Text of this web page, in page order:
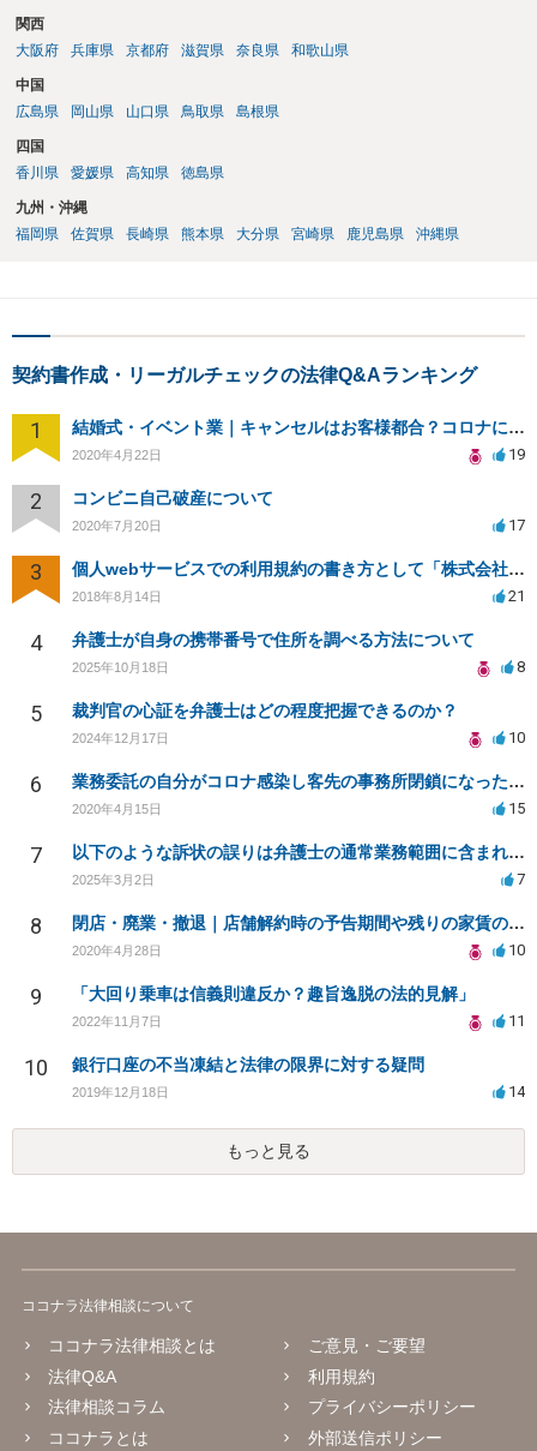
関西
大阪府
兵庫県 京都府 滋賀県 奈良県 和歌山県
中国
広島県
岡山県 山口県 鳥取県 島根県
四国
香川県
愛媛県 高知県 徳島県
九州・沖縄
福岡県
佐賀県 長崎県 熊本県 大分県 宮崎県 鹿児島県 沖縄県
契約書作成・リーガルチェックの法律Q&Aランキング
1 結婚式・イベント業｜キャンセルはお客様都合？コロナによる結婚式キャンセルのトラブル対処（編集部投稿）
2020年4月22日 19
2 コンビニ自己破産について
2020年7月20日 17
3 個人webサービスでの利用規約の書き方として「株式会社○○（以下当社）」と違う表現はありますか？
2018年8月14日 21
4 弁護士が自身の携帯番号で住所を調べる方法について
2025年10月18日 8
5 裁判官の心証を弁護士はどの程度把握できるのか？
2024年12月17日 10
6 業務委託の自分がコロナ感染し客先の事務所閉鎖になったら損害賠償請求されますか？
2020年4月15日 15
7 以下のような訴状の誤りは弁護士の通常業務範囲に含まれるか？
2025年3月2日 7
8 閉店・廃業・撤退｜店舗解約時の予告期間や残りの家賃の支払い（編集部投稿）
2020年4月28日 10
9 「大回り乗車は信義則違反か？趣旨逸脱の法的見解」
2022年11月7日 11
10 銀行口座の不当凍結と法律の限界に対する疑問
2019年12月18日 14
もっと見る
ココナラ法律相談について
ココナラ法律相談とは
法律Q&A
法律相談コラム
ココナラとは
ご意見・ご要望
利用規約
プライバシーポリシー
外部送信ポリシー